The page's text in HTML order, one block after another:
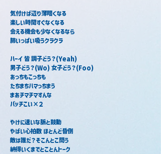
気付けば辺り薄暗くなる
楽しい時間すぐなくなる
会える機会も少なくなるなら
肺いっぱい吸うクラクラ
ハーイ 皆 調子どう？(Yeah)
男子どう？(Wo) 女子どう？(Foo)
あっちもこっちも
たちまちハマっちまう
まあチマチマすんな
バッチこい×２
やけに速いな脈と鼓動
やばい心拍数 ほとんど昏倒
敵は誰だ？そこんとこ問う
納得いくまでとことんトーク